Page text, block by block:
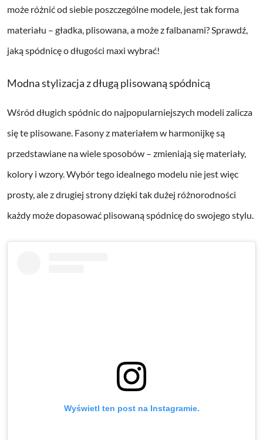
może różnić od siebie poszczególne modele, jest tak forma
materiału – gładka, plisowana, a może z falbanami? Sprawdź,
jaką spódnicę o długości maxi wybrać!
Modna stylizacja z długą plisowaną spódnicą
Wśród długich spódnic do najpopularniejszych modeli zalicza
się te plisowane. Fasony z materiałem w harmonijkę są
przedstawiane na wiele sposobów – zmieniają się materiały,
kolory i wzory. Wybór tego idealnego modelu nie jest więc
prosty, ale z drugiej strony dzięki tak dużej różnorodności
każdy może dopasować plisowaną spódnicę do swojego stylu.
Wyświetl ten post na Instagramie.